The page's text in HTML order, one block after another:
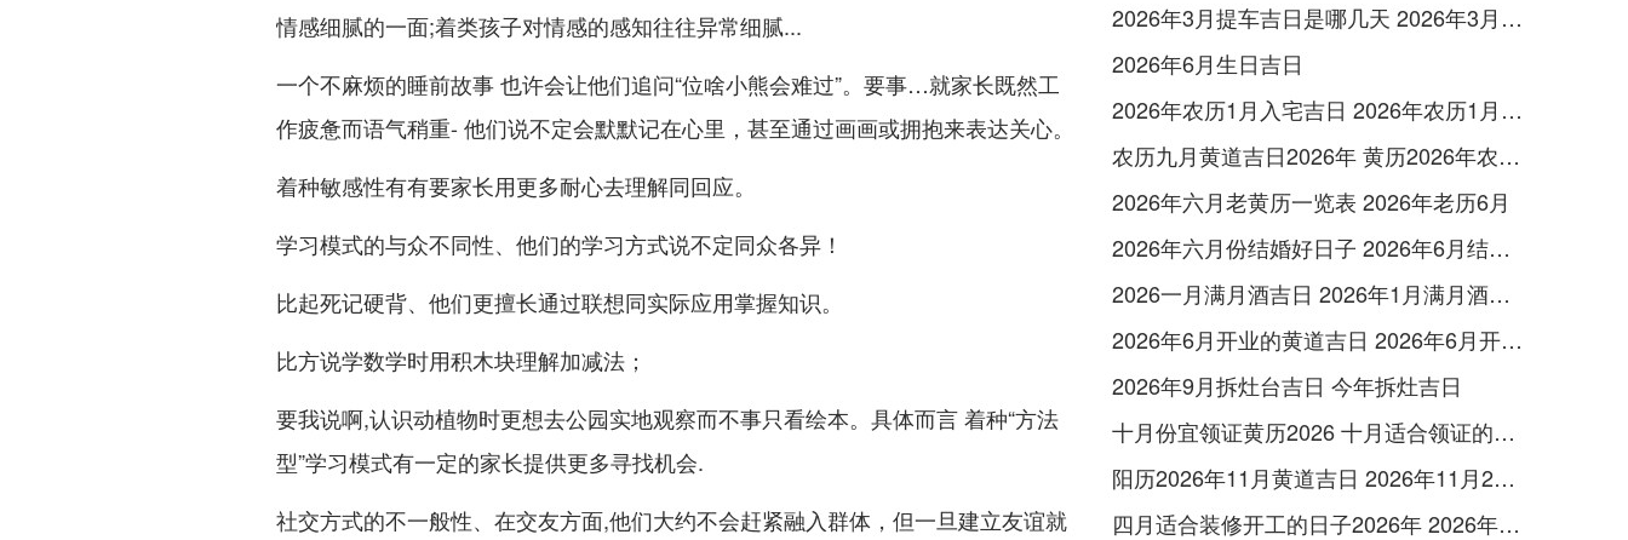
情感细腻的一面;着类孩子对情感的感知往往异常细腻...
一个不麻烦的睡前故事 也许会让他们追问“位啥小熊会难过”。要事…就家长既然工
作疲惫而语气稍重- 他们说不定会默默记在心里，甚至通过画画或拥抱来表达关心。
着种敏感性有有要家长用更多耐心去理解同回应。
学习模式的与众不同性、他们的学习方式说不定同众各异！
比起死记硬背、他们更擅长通过联想同实际应用掌握知识。
比方说学数学时用积木块理解加减法；
要我说啊,认识动植物时更想去公园实地观察而不事只看绘本。具体而言 着种“方法
型”学习模式有一定的家长提供更多寻找机会.
社交方式的不一般性、在交友方面,他们大约不会赶紧融入群体，但一旦建立友谊就
2026年3月提车吉日是哪几天 2026年3月26号提车
2026年6月生日吉日
2026年农历1月入宅吉日 2026年农历1月入宅最好的日子
农历九月黄道吉日2026年 黄历2026年农历九月黄道吉日查询
2026年六月老黄历一览表 2026年老历6月
2026年六月份结婚好日子 2026年6月结婚好吗
2026一月满月酒吉日 2026年1月满月酒吉日
2026年6月开业的黄道吉日 2026年6月开业黄道吉日查询
2026年9月拆灶台吉日 今年拆灶吉日
十月份宜领证黄历2026 十月适合领证的好日子2026年
阳历2026年11月黄道吉日 2026年11月26日阳历黄道吉日
四月适合装修开工的日子2026年 2026年四月份适合装修开工的黄道吉日